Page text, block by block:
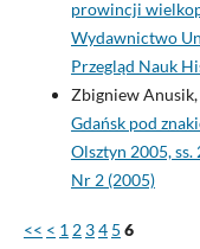
prowincji
Wydawnictwo
Przegląd Nauk
Zbigniew Anusik,
Gdańsk pod
Olsztyn 2005, ss.
Nr 2 (2005)
<< < 1 2 34 5 6